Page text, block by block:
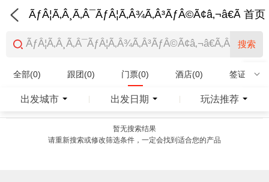
首页
搜索
全部(0) 跟团(0) 门票(0) 酒店(0) 签证(0)
特产商品(0)
出发城市 出发日期 玩法推荐
暂无搜索结果
请重新搜索或修改筛选条件，一定会找到适合您的产品